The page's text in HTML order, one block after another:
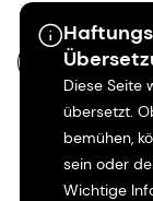
Diese Seite
übersetzt.
bemühen,
sein oder
Wichtige
DE-DE